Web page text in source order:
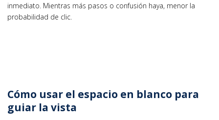
inmediato. Mientras más pasos o confusión haya, menor la
probabilidad de clic.
Cómo usar el espacio en blanco para
guiar la vista